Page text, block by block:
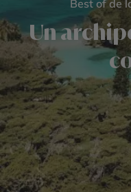
Best of de
Un